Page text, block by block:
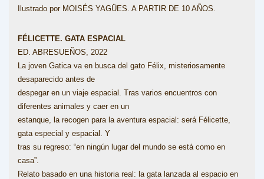
Ilustrado por MOISÉS YAGÜES. A PARTIR DE 10 AÑOS.
FÉLICETTE. GATA ESPACIAL
ED. ABRESUEÑOS, 2022
La joven Gatica va en busca del gato Félix, misteriosamente
desaparecido antes de
despegar en un viaje espacial. Tras varios encuentros con
diferentes animales y caer en un
estanque, la recogen para la aventura espacial: será Félicette,
gata especial y espacial. Y
tras su regreso: “en ningún lugar del mundo se está como en
casa”.
Relato basado en una historia real: la gata lanzada al espacio en